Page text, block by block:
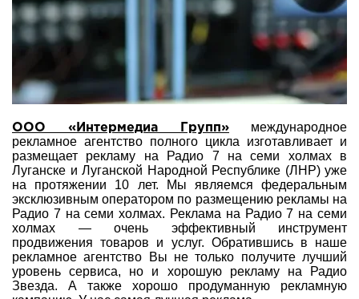
ООО «Интермедиа Групп» международное
рекламное агентство полного цикла изготавливает и
размещает рекламу на Радио 7 на семи холмах в
Луганске и Луганской Народной Республике (ЛНР) уже
на протяжении 10 лет. Мы являемся федеральным
эксклюзивным оператором по размещению рекламы на
Радио 7 на семи холмах. Реклама на Радио 7 на семи
холмах — очень эффективный инструмент
продвижения товаров и услуг. Обратившись в наше
рекламное агентство Вы не только получите лучший
уровень сервиса, но и хорошую рекламу на Радио
Звезда. А также хорошо продуманную рекламную